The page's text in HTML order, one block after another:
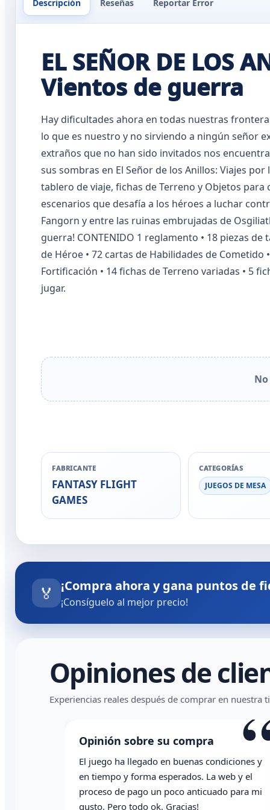
Descripción Reseñas Reportar Error
EL SEÑOR DE LOS
Vientos de guerra
Hay dificultades ahora en todas nuestras
lo que es nuestro y no sirviendo a ningún señor
extraños que no han sido invitados nos
sus sombras en El Señor de los Anillos: Viajes
tablero de viaje, fichas de Terreno y Objetos
escenarios que desafía a los héroes a luchar
Fangorn y entre las ruinas embrujadas de
guerra! CONTENIDO 1 reglamento • 18 piezas
de Héroe • 72 cartas de Habilidades de Cometido
Fortificación • 14 fichas de Terreno variadas • 5
jugar.
FABRICANTE
FANTASY FLIGHT
GAMES
CATEGORÍAS
JUEGOS DE MESA
🏅 ¡Compra ahora y gana puntos de
¡Consíguelo al mejor precio!
Opiniones de
Experiencias reales después de comprar en nuestra
Opinión sobre su compra
Todo correcto. Genial la atención vía
whatsapp